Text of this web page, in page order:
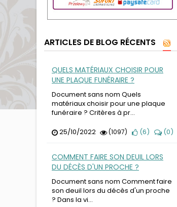
ARTICLES DE BLOG RÉCENTS
QUELS MATÉRIAUX CHOISIR POUR
UNE PLAQUE FUNÉRAIRE ?
Document sans nom Quels
matériaux choisir pour une plaque
funéraire ? Critères à pr...
25/10/2022
(1097) (6) (0)
COMMENT FAIRE SON DEUIL LORS
DU DÉCÈS D'UN PROCHE ?
Document sans nom Comment faire
son deuil lors du décès d'un proche
? Dans la vi...